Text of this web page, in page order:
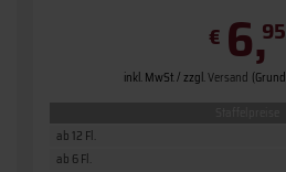
€ 6,95
inkl. MwSt. / zzgl.Versand
ab 6 Fl.
ab 12 Fl.